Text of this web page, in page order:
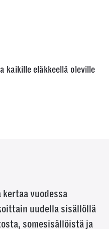
kaikille eläkkeellä oleville
vuodessa
uudella sisällöllä
somesisällöistä ja